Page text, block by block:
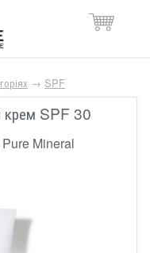
→ SPF
крем SPF 30
Mineral